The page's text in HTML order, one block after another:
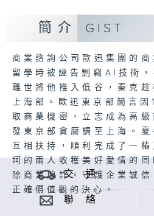
簡介 GIST
商業諮詢公司歐迅集團的
留學時被誣告剽竊AI技術
離世將他推入低谷，秦克
上海部。歐迅東京部簡言
取商業機密，立志成為高
發東京部貪腐調至上海。夏
互相扶持，順利完成了一
坷的兩人收穫美好愛情的
除商業欺詐，守護企業誠
正確價值觀的決心。
交 通
聯 絡